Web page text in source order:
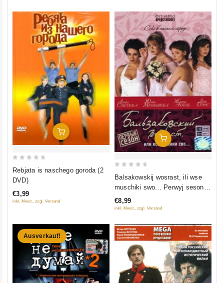
In Den Warenkorb
5
Rebjata is naschego goroda (2
DVD)
€3,99
inkl. Mwst., zzgl. Versand
In Den Warenkorb
5
Balsakowskij wosrast, ili wse
muschiki swo... Perwyj seson.
12 Serij
€8,99
inkl. Mwst., zzgl. Versand
Ausverkauf!